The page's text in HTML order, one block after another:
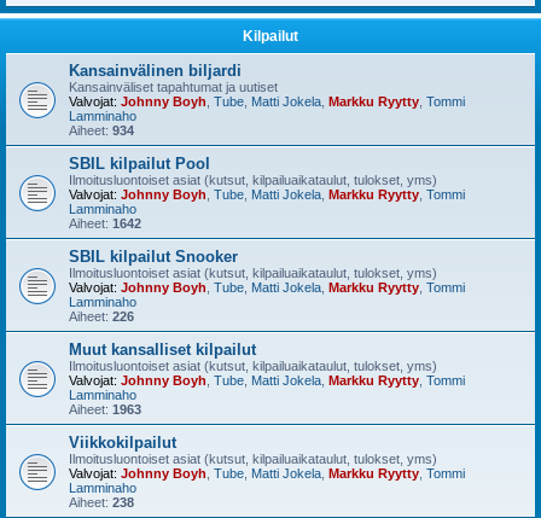
Kilpailut
Kansainvälinen biljardi
Kansainväliset tapahtumat ja uutiset
Valvojat: Johnny Boyh Tube Matti Jokela Markku Ryytty Tommi
Lamminaho
Aiheet: 934
SBIL kilpailut Pool
Ilmoitusluontoiset asiat (kutsut, kilpailuaikataulut, tulokset, yms)
Valvojat: Johnny Boyh Tube Matti Jokela Markku Ryytty Tommi
Lamminaho
Aiheet: 1642
SBIL kilpailut Snooker
Ilmoitusluontoiset asiat (kutsut, kilpailuaikataulut, tulokset, yms)
Valvojat: Johnny Boyh Tube Matti Jokela Markku Ryytty Tommi
Lamminaho
Aiheet: 226
Muut kansalliset kilpailut
Ilmoitusluontoiset asiat (kutsut, kilpailuaikataulut, tulokset, yms)
Valvojat: Johnny Boyh Tube Matti Jokela Markku Ryytty Tommi
Lamminaho
Aiheet: 1963
Viikkokilpailut
Ilmoitusluontoiset asiat (kutsut, kilpailuaikataulut, tulokset, yms)
Valvojat: Johnny Boyh Tube Matti Jokela Markku Ryytty Tommi
Lamminaho
Aiheet: 238